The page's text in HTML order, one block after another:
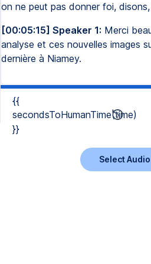
on ne peut pas donner foi,
[00:05:15] Speaker 1: Merci
analyse et ces nouvelles images
dernière à Niamey.
{{
secondsToHumanTime(time)
}}
Select